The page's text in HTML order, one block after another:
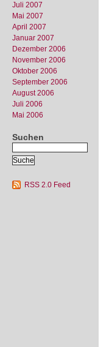
Juli 2007
Mai 2007
April 2007
Januar 2007
Dezember 2006
November 2006
Oktober 2006
September 2006
August 2006
Juli 2006
Mai 2006
Suchen
RSS 2.0 Feed